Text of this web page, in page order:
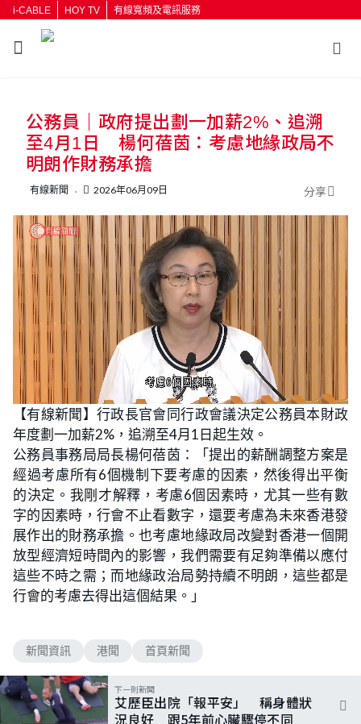
i-CABLE HOY TV 有線寬頻及電訊服務
按輸入鍵開始搜尋
公務員｜政府提出劃一加薪2%、追溯
至4月1日 楊何蓓茵：考慮地緣政局不
明朗作財務承擔
有線新聞 2026年06月09日 分享
n
m
t
e
L
o
a
d
e
d
:
5
4
.
0
0
%
【有線新聞】行政長官會同行政會議決定公務員本財政
年度劃一加薪2% ，追溯至4月1日起生效。
公務員事務局局長楊何蓓茵：「提出的薪酬調整方案是
經過考慮所有6個機制下要考慮的因素，然後得出平衡
的決定。我剛才解釋，考慮6個因素時，尤其一些有數
字的因素時，行會不止看數字，還要考慮為未來香港發
展作出的財務承擔。也考慮地緣政局改變對香港一個開
放型經濟短時間內的影響，我們需要有足夠準備以應付
這些不時之需；而地緣政治局勢持續不明朗，這些都是
行會的考慮去得出這個結果。」
新聞資訊 港聞 首頁新聞
下一則新聞
艾歷臣出院「報平安」 稱身體狀
況良好 跟5年前心臟驟停不同